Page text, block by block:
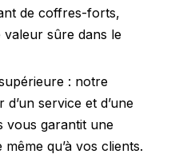
de coffres-forts,
valeur sûre dans le
: notre
service et d’une
vous garantit une
qu’à vos clients.